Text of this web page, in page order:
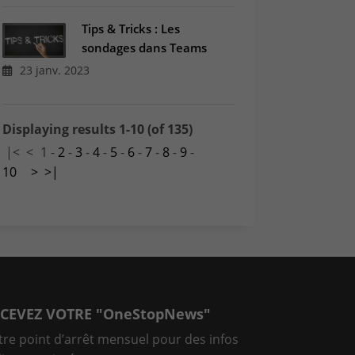
Tips & Tricks : Les
sondages dans Teams
23 janv. 2023
Displaying results 1-10 (of 135)
|< < 1 - 2- 3 -4- 5 - 6-7- 8- 9-
10
> >|
VOTRE "OneStopNews"
point d’arrêt mensuel pour des infos